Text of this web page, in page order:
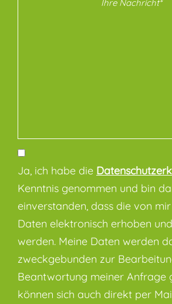
Ja, ich habe die
Kenntnis genommen und bin
einverstanden, dass die von
Daten elektronisch erhoben
werden. Meine Daten werden
zweckgebunden zur
Beantwortung meiner Anfrage
können sich auch direkt per